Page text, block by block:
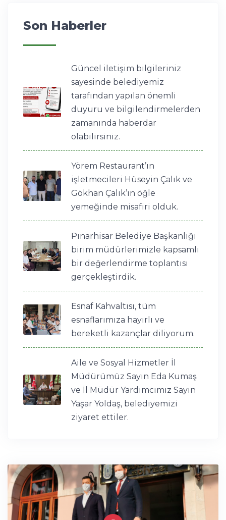
Son Haberler
Güncel iletişim bilgileriniz
sayesinde belediyemiz
tarafından yapılan önemli
duyuru ve bilgilendirmelerden
zamanında haberdar
olabilirsiniz.
Yörem Restaurant’ın
işletmecileri Hüseyin Çalık ve
Gökhan Çalık’ın öğle
yemeğinde misafiri olduk.
Pınarhisar Belediye Başkanlığı
birim müdürlerimizle kapsamlı
bir değerlendirme toplantısı
gerçekleştirdik.
Esnaf Kahvaltısı, tüm
esnaflarımıza hayırlı ve
bereketli kazançlar diliyorum.
Aile ve Sosyal Hizmetler İl
Müdürümüz Sayın Eda Kumaş
ve İl Müdür Yardımcımız Sayın
Yaşar Yoldaş, belediyemizi
ziyaret ettiler.